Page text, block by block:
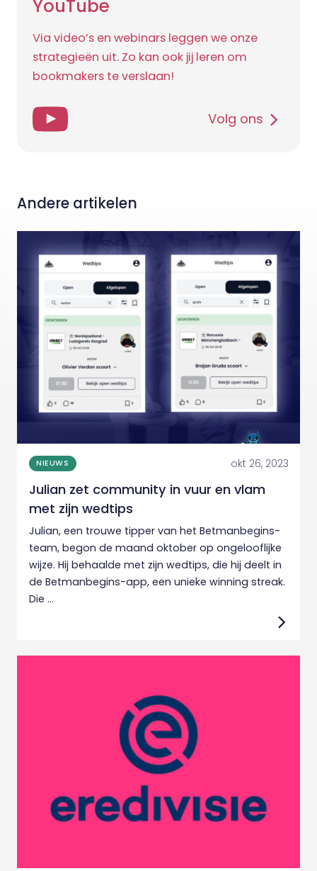
YouTube
Via video’s en webinars leggen we onze
strategieën uit. Zo kan ook jij leren om
bookmakers te verslaan!
Volg ons
Andere artikelen
NIEUWS okt 26, 2023
Julian zet community in vuur en vlam
met zijn wedtips
Julian, een trouwe tipper van het Betmanbegins-
team, begon de maand oktober op ongelooflijke
wijze. Hij behaalde met zijn wedtips, die hij deelt in
de Betmanbegins-app, een unieke winning streak.
Die ...